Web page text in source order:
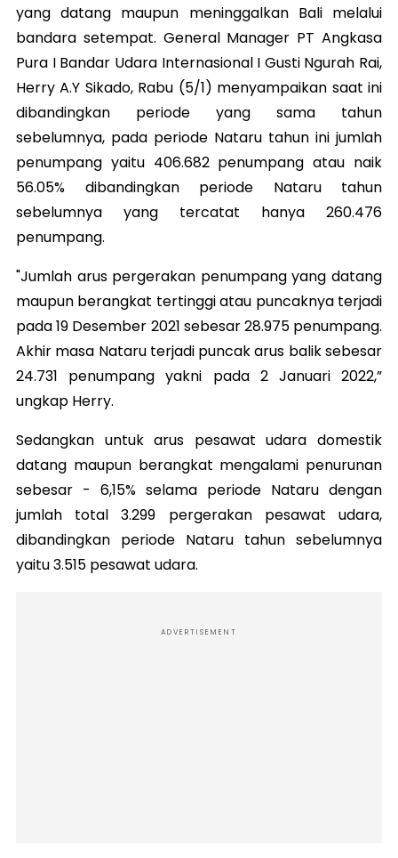
yang datang maupun meninggalkan Bali melalui
bandara setempat. General Manager PT Angkasa
Pura I Bandar Udara Internasional I Gusti Ngurah Rai,
Herry A.Y Sikado, Rabu (5/1) menyampaikan saat ini
dibandingkan periode yang sama tahun
sebelumnya, pada periode Nataru tahun ini jumlah
penumpang yaitu 406.682 penumpang atau naik
56.05% dibandingkan periode Nataru tahun
sebelumnya yang tercatat hanya 260.476
penumpang.
"Jumlah arus pergerakan penumpang yang datang
maupun berangkat tertinggi atau puncaknya terjadi
pada 19 Desember 2021 sebesar 28.975 penumpang.
Akhir masa Nataru terjadi puncak arus balik sebesar
24.731 penumpang yakni pada 2 Januari 2022,”
ungkap Herry.
Sedangkan untuk arus pesawat udara domestik
datang maupun berangkat mengalami penurunan
sebesar - 6,15% selama periode Nataru dengan
jumlah total 3.299 pergerakan pesawat udara,
dibandingkan periode Nataru tahun sebelumnya
yaitu 3.515 pesawat udara.
ADVERTISEMENT